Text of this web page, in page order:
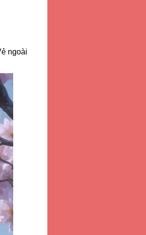
ngoài